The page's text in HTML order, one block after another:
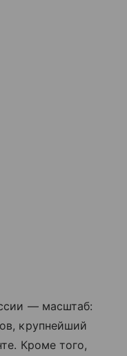
— масштаб:
крупнейший
Кроме того,